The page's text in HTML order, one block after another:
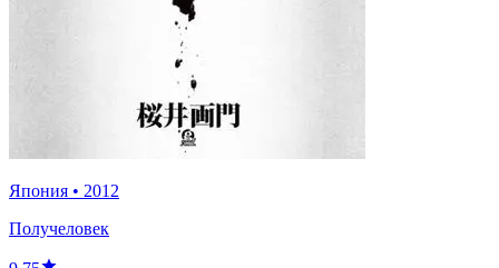
Япония • 2012
Получеловек